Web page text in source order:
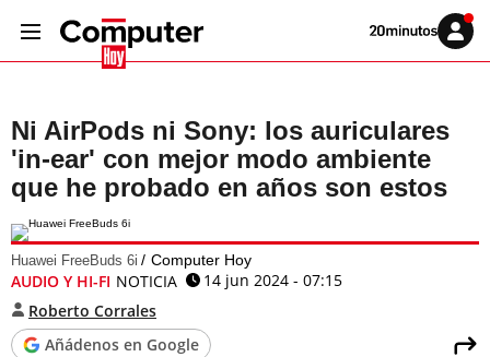
Volver
Iniciar
sesión
Ni AirPods ni Sony: los auriculares
'in-ear' con mejor modo ambiente
que he probado en años son estos
Huawei FreeBuds 6i Computer Hoy
AUDIO Y HI-FI NOTICIA
14 jun 2024 - 07:15
Roberto Corrales
Añádenos en Google